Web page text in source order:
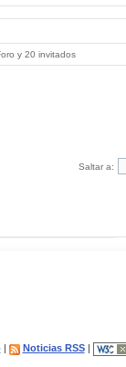
y 20 invitados
Saltar a:
| Noticias RSS|